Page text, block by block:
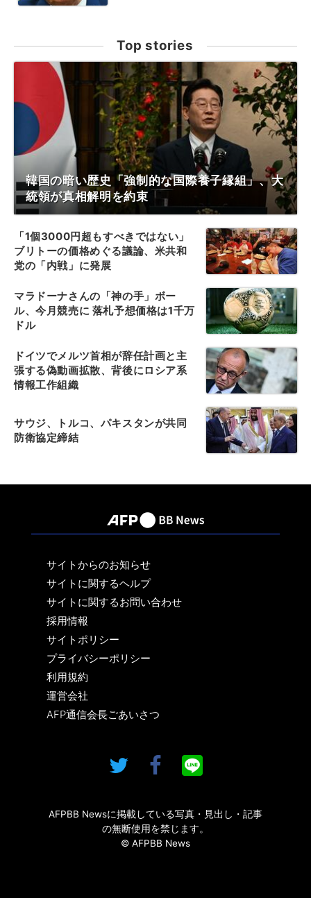
Top stories
韓国の暗い歴史「強制的な国際養子縁組」、大
統領が真相解明を約束
「1個3000円超もすべきではない」
ブリトーの価格めぐる議論、米共和
党の「内戦」に発展
マラドーナさんの「神の手」ボー
ル、今月競売に 落札予想価格は1千万
ドル
ドイツでメルツ首相が辞任計画と主
張する偽動画拡散、背後にロシア系
情報工作組織
サウジ、トルコ、パキスタンが共同
防衛協定締結
サイトからのお知らせ
サイトに関するヘルプ
サイトに関するお問い合わせ
採用情報
サイトポリシー
プライバシーポリシー
利用規約
運営会社
AFP通信会長ごあいさつ
AFPBB Newsに掲載している写真・見出し・記事
の無断使用を禁じます。
© AFPBB News